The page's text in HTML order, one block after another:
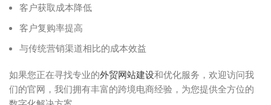
客户获取成本降低
客户复购率提高
与传统营销渠道相比的成本效益
如果您正在寻找专业的外贸网站建设和优化服务，欢迎访问我
们的官网，我们拥有丰富的跨境电商经验，为您提供全方位的